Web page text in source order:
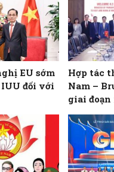
EU sớm
IUU đối với
Hợp tác
Nam –
giai đoạn